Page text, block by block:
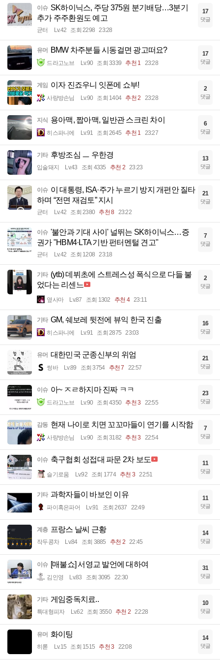
이슈 SK하이닉스, 주당 375원 분기배당…3분기
추가 주주환원도 예고
균터 Lv.42 조회 2298 23:28
17
댓글
유머 BMW 차주분들 시동걸면 광고떠요?
드라고노브 Lv.90 조회 3339 추천 1 23:28
17
댓글
게임 이자 진죠우니 잇폰메 쇼부!
사랑방손님 Lv.90 조회 1404 추천 2 23:28
2
댓글
지식 용아맥, 짭아맥, 일반관 스크린 차이
히스파니에 Lv.91 조회 2645 추천 1 23:27
6
댓글
기타 후방조심 ㅡ 우한경
입술돼지 Lv.43 조회 4335 추천 2 23:23
13
댓글
이슈 이 대통령, ISA·주가 누르기 방지 개편안 질타
하며 “전면 재검토” 지시
균터 Lv.42 조회 2380 추천 8 23:22
21
댓글
이슈 '불안과 기대 사이' 널뛰는 SK하이닉스…증
권가 "HBM4·LTA 기반 펀터멘털 견고"
균터 Lv.42 조회 1208 23:18
7
댓글
기타 (ytb) 데뷔초에 스트레스성 폭식으로 다들 불
었다는 리센느
옆사마 Lv.87 조회 1302 추천 4 23:11
2
댓글
기타 GM, 쉐보레 뒷전에 뷰익 한국 진출
히스파니에 Lv.91 조회 2875 23:03
16
댓글
유머 대한민국 군종신부의 위엄
썽바 Lv.89 조회 3754 추천 7 22:57
21
댓글
이슈 아~ ㅈㄹ하지마 진짜 ㅋㅋ
드라고노브 Lv.90 조회 4350 추천 3 22:55
23
댓글
감동 현재 나이로 치면 꼬꼬마들이 연기를 시작함
사랑방손님 Lv.90 조회 3182 추천 3 22:54
7
댓글
이슈 축구협회 성접대 파문 2차 보도
슬기로움 Lv.92 조회 1774 추천 3 22:51
11
댓글
기타 과학자들이 바보인 이유
파이혹은파어 Lv.91 조회 2637 22:49
11
댓글
계층 프랑스 날씨 근황
작두콩차 Lv.84 조회 3885 추천 2 22:45
14
댓글
이슈 [매불쇼] 서영교 발언에 대하여
김인영 Lv.83 조회 3095 22:30
31
댓글
기타 게임중독치료..
특대형피자 Lv.62 조회 3550 추천 2 22:28
10
댓글
유머 화이팅
히롣 Lv.15 조회 1515 추천 3 22:08
14
댓글